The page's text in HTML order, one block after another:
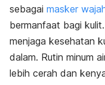
sebagai masker
bermanfaat bagi
menjaga kesehatan
dalam. Rutin minum
lebih cerah dan